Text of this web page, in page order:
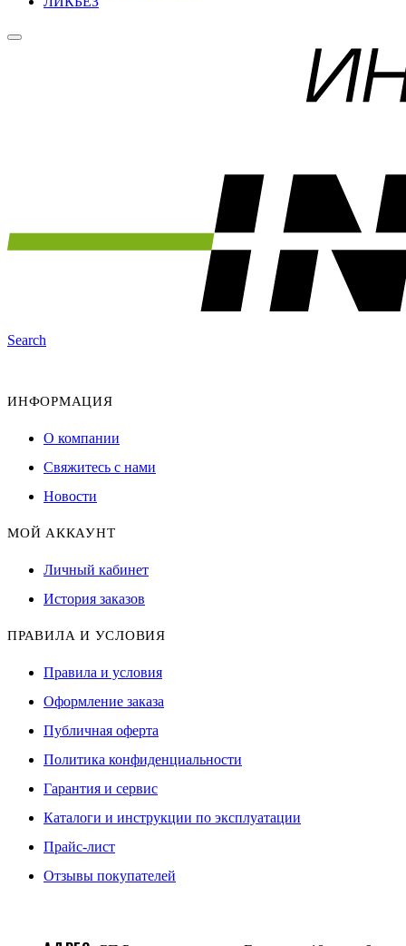
Search
ИНФОРМАЦИЯ
О компании
Свяжитесь с нами
Новости
МОЙ АККАУНТ
Личный кабинет
История заказов
ПРАВИЛА И УСЛОВИЯ
Правила и условия
Оформление заказа
Публичная оферта
Политика конфиденциальности
Гарантия и сервис
Каталоги и инструкции по эксплуатации
Прайс-лист
Отзывы покупателей